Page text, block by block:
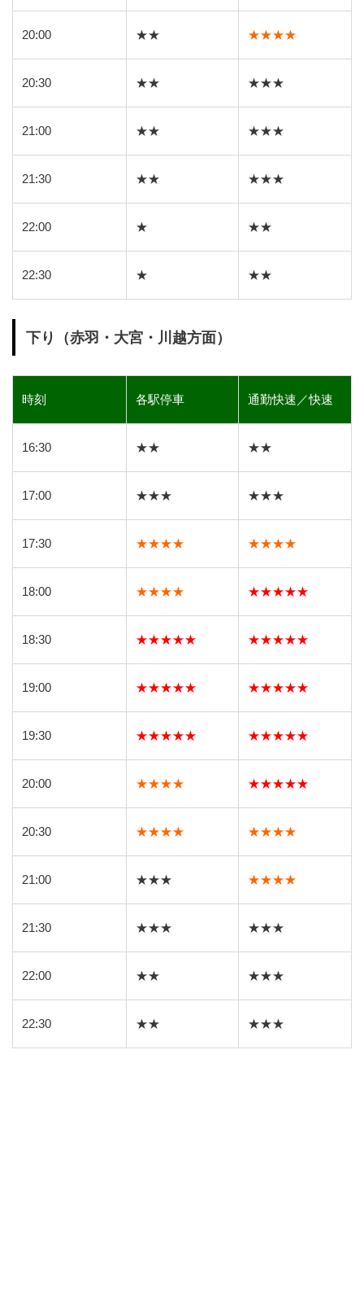
20:00 ★★ ★★★★
20:30 ★★ ★★★
21:00 ★★ ★★★
21:30 ★★ ★★★
22:00 ★ ★★
22:30 ★ ★★
下り（赤羽・大宮・川越方面）
時刻 各駅停車 通勤快速／快速
16:30 ★★ ★★
17:00 ★★★ ★★★
17:30 ★★★★ ★★★★
18:00 ★★★★ ★★★★★
18:30 ★★★★★ ★★★★★
19:00 ★★★★★ ★★★★★
19:30 ★★★★★ ★★★★★
20:00 ★★★★ ★★★★★
20:30 ★★★★ ★★★★
21:00 ★★★ ★★★★
21:30 ★★★ ★★★
22:00 ★★ ★★★
22:30 ★★ ★★★